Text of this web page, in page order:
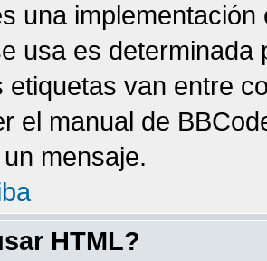
una
usa es
etiquetas van entre
el manual de
mensaje.
HTML?